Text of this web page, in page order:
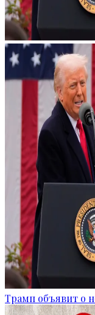
Трамп объявит о